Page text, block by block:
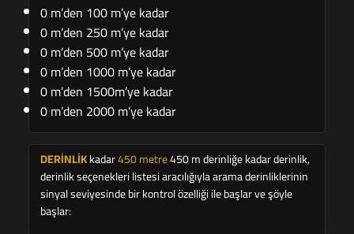
0 m’den 100 m’ye kadar
0 m’den 250 m’ye kadar
0 m’den 500 m’ye kadar
0 m’den 1000 m’ye kadar
0 m’den 1500m’ye kadar
0 m’den 2000 m’ye kadar
DERİNLİKkadar450 metre450 m derinliğe kadar derinlik,
derinlik seçenekleri listesi aracılığıyla arama derinliklerinin
sinyal seviyesinde bir kontrol özelliği ile başlar ve şöyle
başlar: